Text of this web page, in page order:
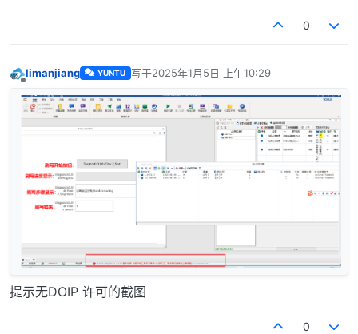
0
limanjiang YUNTU 写于2025年1月5日 上午10:29
最后由 编辑
提示无DOIP 许可的截图
0